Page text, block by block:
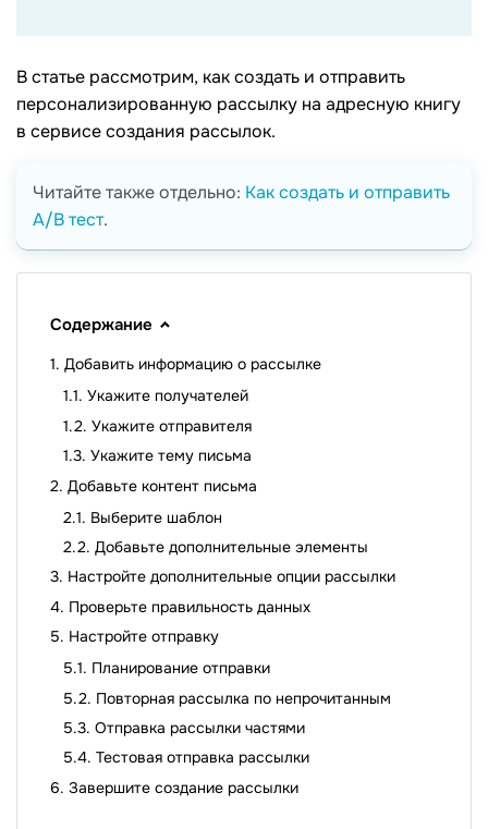
В статье рассмотрим, как создать и отправить
персонализированную рассылку на адресную книгу
в сервисе создания рассылок.
Читайте также отдельно: Как создать и отправить
A/B тест.
Содержание
Добавить информацию о рассылке
Укажите получателей
Укажите отправителя
Укажите тему письма
Добавьте контент письма
Выберите шаблон
Добавьте дополнительные элементы
Настройте дополнительные опции рассылки
Проверьте правильность данных
Настройте отправку
Планирование отправки
Повторная рассылка по непрочитанным
Отправка рассылки частями
Тестовая отправка рассылки
Завершите создание рассылки